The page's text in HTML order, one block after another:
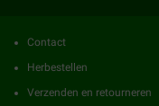
Contact
Herbestellen
Verzenden en retourneren